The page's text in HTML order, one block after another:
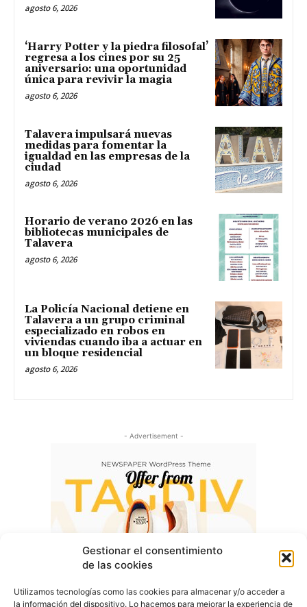
Gestionar el consentimiento
de las cookies
Utilizamos tecnologías como las cookies para almacenar y/o acceder a
la información del dispositivo. Lo hacemos para mejorar la experiencia de
agosto 6, 2026
‘Harry Potter y la piedra filosofal’
regresa a los cines por su 25
aniversario: una oportunidad
única para revivir la magia
agosto 6, 2026
Talavera impulsará nuevas
medidas para fomentar la
igualdad en las empresas de la
ciudad
agosto 6, 2026
Horario de verano 2026 en las
bibliotecas municipales de
Talavera
agosto 6, 2026
La Policía Nacional detiene en
Talavera a un grupo criminal
especializado en robos en
viviendas cuando iba a actuar en
un bloque residencial
agosto 6, 2026
- Advertisement -